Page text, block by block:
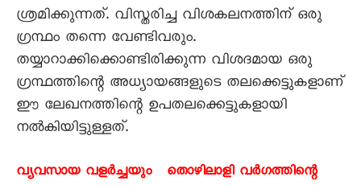
ശ്രമിക്കുന്നത്. വിസ്തരിച്ച വിശകലനത്തിന് ഒരു
ഗ്രന്ഥം തന്നെ വേണ്ടിവരും.
തയ്യാറാക്കിക്കൊണ്ടിരിക്കുന്ന വിശദമായ ഒരു
ഗ്രന്ഥത്തിന്റെ അധ്യായങ്ങളുടെ തലക്കെട്ടുകളാണ്
ഈ ലേഖനത്തിന്റെ ഉപതലക്കെട്ടുകളായി
നൽകിയിട്ടുള്ളത്.
വ്യവസായ വളർച്ചയും തൊഴിലാളി വർഗത്തിന്റെ